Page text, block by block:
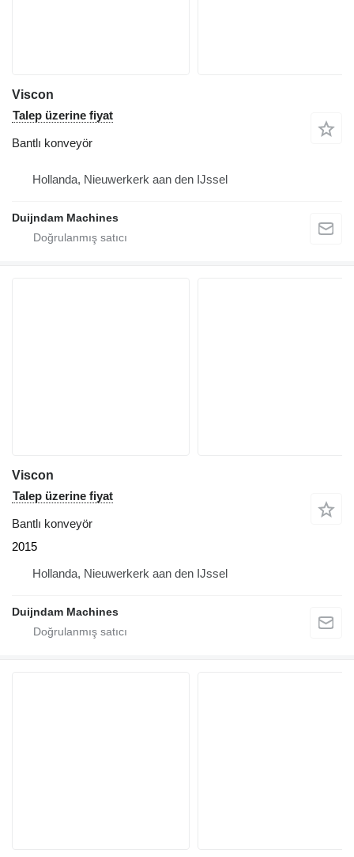
Viscon
Talep üzerine fiyat
Bantlı konveyör
Hollanda, Nieuwerkerk aan den IJssel
Duijndam Machines
Viscon
Talep üzerine fiyat
Bantlı konveyör
2015
Hollanda, Nieuwerkerk aan den IJssel
Duijndam Machines